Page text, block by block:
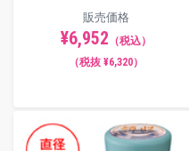
販売価格
¥6,952 （税込）
（税抜 ¥6,320）